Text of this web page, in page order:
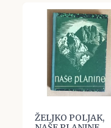
ŽELJKO POLJAK,